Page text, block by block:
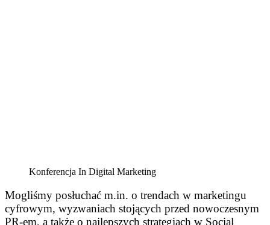
Konferencja In Digital Marketing
Mogliśmy posłuchać m.in. o trendach w marketingu
cyfrowym, wyzwaniach stojących przed nowoczesnym
PR-em, a także o najlepszych strategiach w Social